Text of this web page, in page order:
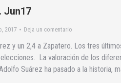
Jun17
2017 Deja un comentario
y un 2,4 a Zapatero. Los tres
La valoración de los
Suárez ha pasado a la historia,